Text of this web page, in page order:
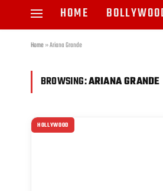
HOME
Home»Ariana Grande
BROWSING:ARIANA GRANDE
HOLLYWOOD